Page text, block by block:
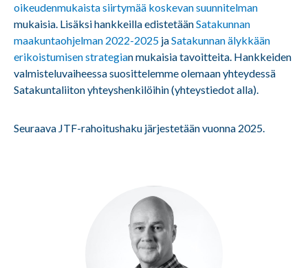
oikeudenmukaista siirtymää koskevan suunnitelman
mukaisia. Lisäksi hankkeilla edistetäänSatakunnan
maakuntaohjelman 2022-2025 jaSatakunnan älykkään
erikoistumisen strategian mukaisia tavoitteita. Hankkeiden
valmisteluvaiheessa suosittelemme olemaan yhteydessä
Satakuntaliiton yhteyshenkilöihin (yhteystiedot alla).
Seuraava JTF-rahoitushaku järjestetään vuonna 2025.